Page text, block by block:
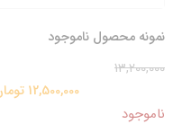
نمونه محصول ناموجود
13,200,000
12,500,000 تومان
ناموجود